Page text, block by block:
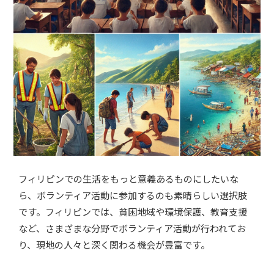
フィリピンでの生活をもっと意義あるものにしたいな
ら、ボランティア活動に参加するのも素晴らしい選択肢
です。フィリピンでは、貧困地域や環境保護、教育支援
など、さまざまな分野でボランティア活動が行われてお
り、現地の人々と深く関わる機会が豊富です。